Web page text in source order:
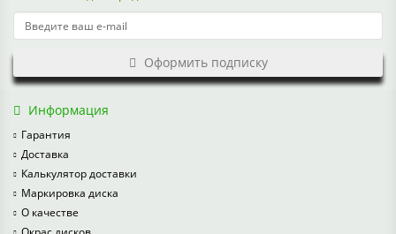
Оформить подписку
Информация
Гарантия
Доставка
Калькулятор доставки
Маркировка диска
О качестве